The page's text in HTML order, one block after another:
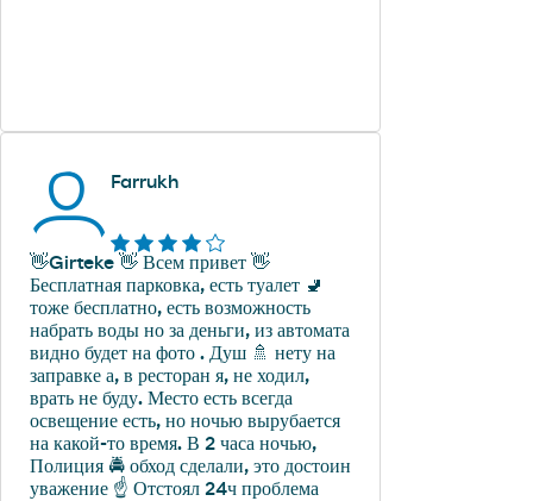
Farrukh
👋Girteke 👋 Всем привет 👋
Бесплатная парковка, есть туалет 🚽
тоже бесплатно, есть возможность
набрать воды но за деньги, из автомата
видно будет на фото . Душ 🚿 нету на
заправке а, в ресторан я, не ходил,
врать не буду. Место есть всегда
освещение есть, но ночью вырубается
на какой-то время. В 2 часа ночью,
Полиция 🚔 обход сделали, это достоин
уважение ☝️ Отстоял 24ч проблема